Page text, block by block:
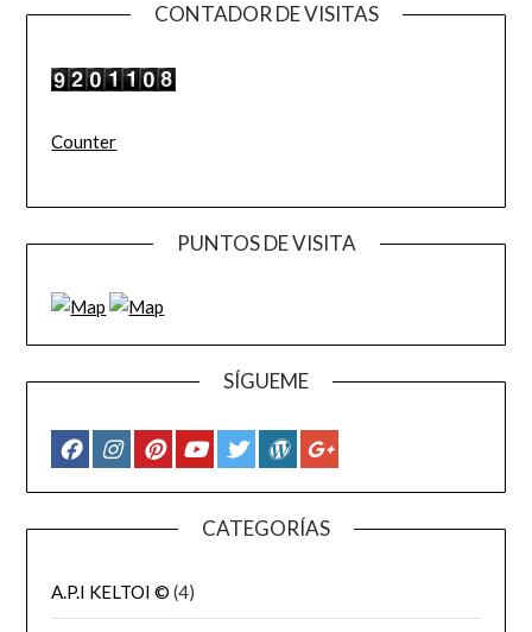
CONTADOR DE VISITAS
Counter
PUNTOS DE VISITA
SÍGUEME
CATEGORÍAS
A.P.I KELTOI © (4)